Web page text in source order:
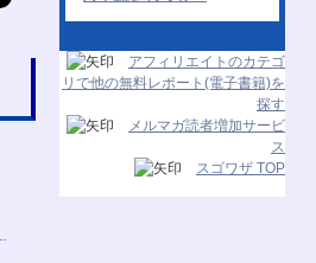
アフィリエイトのカテゴ
リで他の無料レポート(電子書籍)を
探す
メルマガ読者増加サービ
ス
スゴワザ TOP